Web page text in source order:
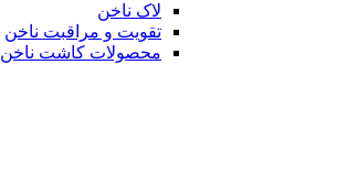
لاک ناخن
تقویت و مراقبت ناخن
محصولات کاشت ناخن